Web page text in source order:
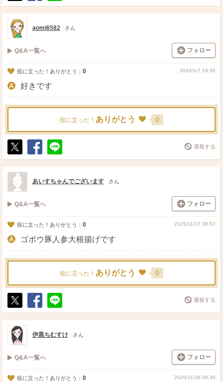
ポ
ス
ト
シ
ェ
送
る
aomi6582 さん
Q&A一覧へ フォロー
役に立った！ありがとう： 0 2026/1/7 19:36
好きです
役に立った！ ありがとう 0
ポ
ス
ト
シ
ェ
送
る
通報する
あいすちゃんでございます さん
Q&A一覧へ フォロー
役に立った！ありがとう： 0 2025/11/27 08:57
ゴボウ豚人参大根揚げです
役に立った！ ありがとう 0
ポ
ス
ト
シ
ェ
送
る
通報する
伊黒ちむすけ さん
Q&A一覧へ フォロー
役に立った！ありがとう： 0 2025/11/26 00:36